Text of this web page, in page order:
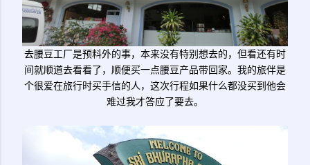
去腰豆工厂是预料外的事，本来没有特别想去的，但看还有时
间就顺道去看看了，顺便买一点腰豆产品带回家。我的旅伴是
个很爱在旅行时买手信的人，这次行程如果什么都没买到他会
难过我才答应了要去。